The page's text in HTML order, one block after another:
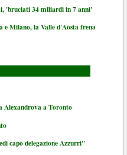
'bruciati 34 miliardi in 7 anni'
e Milano, la Valle d'Aosta frena
Alexandrova a Toronto
capo delegazione Azzurri"